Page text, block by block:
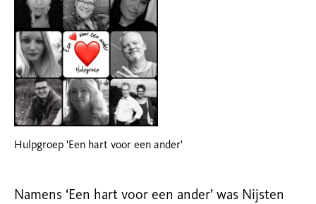
Hulpgroep 'Een hart voor een ander'
Namens ‘Een hart voor een ander’ was Nijsten